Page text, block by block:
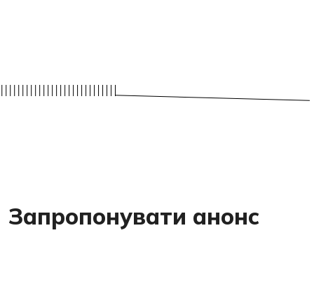
Запропонувати анонс